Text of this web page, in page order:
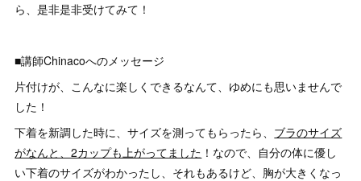
ら、是非是非受けてみて！
■講師Chinacoへのメッセージ
片付けが、こんなに楽しくできるなんて、ゆめにも思いませんで
した！
下着を新調した時に、サイズを測ってもらったら、 ブラのサイズ
がなんと、2カップも上がってました ！なので、自分の体に優し
い下着のサイズがわかったし、それもあるけど、胸が大きくなっ